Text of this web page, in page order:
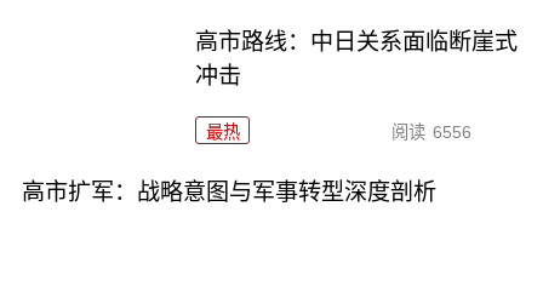
高市路线：中日关系面临断崖式
冲击
最热 阅读 6556
高市扩军：战略意图与军事转型深度剖析